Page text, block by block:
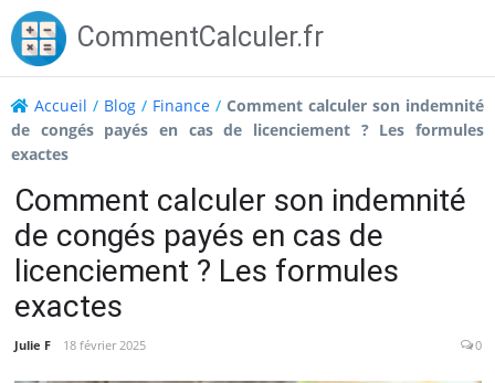
Skip
to
content
CommentCalculer.fr
Accueil / Blog / Finance / Comment calculer son indemnité
de congés payés en cas de licenciement ? Les formules
exactes
Comment calculer son indemnité
de congés payés en cas de
licenciement ? Les formules
exactes
Julie F 18 février 2025 0